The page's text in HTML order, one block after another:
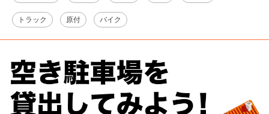
トラック 原付 バイク